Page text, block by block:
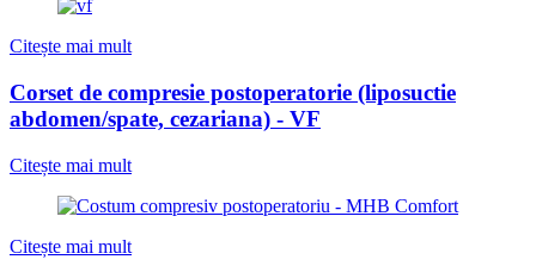
Citește mai mult
Corset de compresie postoperatorie (liposuctie
abdomen/spate, cezariana) - VF
Citește mai mult
Citește mai mult